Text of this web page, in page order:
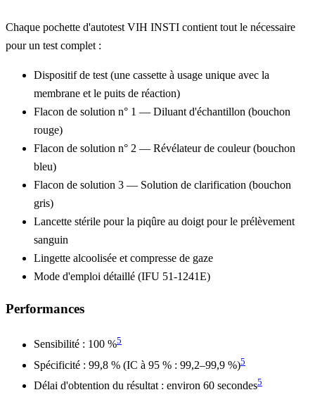
Chaque pochette d'autotest VIH INSTI contient tout le nécessaire
pour un test complet :
Dispositif de test (une cassette à usage unique avec la
membrane et le puits de réaction)
Flacon de solution n° 1 — Diluant d'échantillon (bouchon
rouge)
Flacon de solution n° 2 — Révélateur de couleur (bouchon
bleu)
Flacon de solution 3 — Solution de clarification (bouchon
gris)
Lancette stérile pour la piqûre au doigt pour le prélèvement
sanguin
Lingette alcoolisée et compresse de gaze
Mode d'emploi détaillé (IFU 51-1241E)
Performances
Sensibilité : 100 %5
Spécificité : 99,8 % (IC à 95 % : 99,2–99,9 %)5
Délai d'obtention du résultat : environ 60 secondes5